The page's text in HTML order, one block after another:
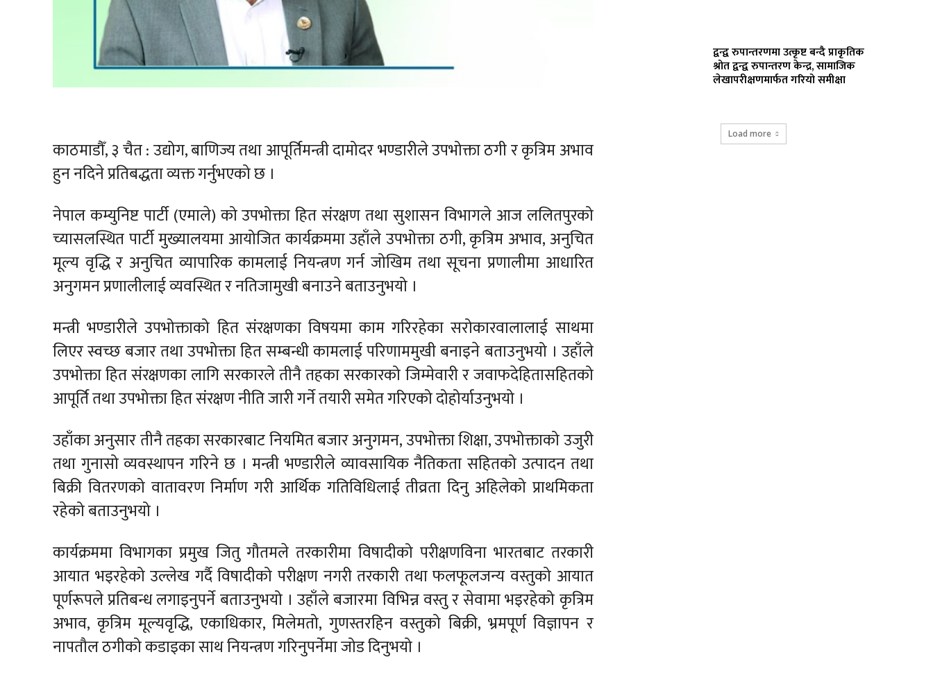
काठमाडौँ, ३ चैत : उद्योग, बाणिज्य तथा आपूर्तिमन्त्री दामोदर भण्डारीले उपभोक्ता ठगी र कृत्रिम अभाव
हुन नदिने प्रतिबद्धता व्यक्त गर्नुभएको छ ।
नेपाल कम्युनिष्ट पार्टी (एमाले) को उपभोक्ता हित संरक्षण तथा सुशासन विभागले आज ललितपुरको
च्यासलस्थित पार्टी मुख्यालयमा आयोजित कार्यक्रममा उहाँले उपभोक्ता ठगी, कृत्रिम अभाव, अनुचित
मूल्य वृद्धि र अनुचित व्यापारिक कामलाई नियन्त्रण गर्न जोखिम तथा सूचना प्रणालीमा आधारित
अनुगमन प्रणालीलाई व्यवस्थित र नतिजामुखी बनाउने बताउनुभयो ।
मन्त्री भण्डारीले उपभोक्ताको हित संरक्षणका विषयमा काम गरिरहेका सरोकारवालालाई साथमा
लिएर स्वच्छ बजार तथा उपभोक्ता हित सम्बन्धी कामलाई परिणाममुखी बनाइने बताउनुभयो । उहाँले
उपभोक्ता हित संरक्षणका लागि सरकारले तीनै तहका सरकारको जिम्मेवारी र जवाफदेहितासहितको
आपूर्ति तथा उपभोक्ता हित संरक्षण नीति जारी गर्ने तयारी समेत गरिएको दोहोर्याउनुभयो ।
उहाँका अनुसार तीनै तहका सरकारबाट नियमित बजार अनुगमन, उपभोक्ता शिक्षा, उपभोक्ताको उजुरी
तथा गुनासो व्यवस्थापन गरिने छ । मन्त्री भण्डारीले व्यावसायिक नैतिकता सहितको उत्पादन तथा
बिक्री वितरणको वातावरण निर्माण गरी आर्थिक गतिविधिलाई तीव्रता दिनु अहिलेको प्राथमिकता
रहेको बताउनुभयो ।
कार्यक्रममा विभागका प्रमुख जितु गौतमले तरकारीमा विषादीको परीक्षणविना भारतबाट तरकारी
आयात भइरहेको उल्लेख गर्दै विषादीको परीक्षण नगरी तरकारी तथा फलफूलजन्य वस्तुको आयात
पूर्णरूपले प्रतिबन्ध लगाइनुपर्ने बताउनुभयो । उहाँले बजारमा विभिन्न वस्तु र सेवामा भइरहेको कृत्रिम
अभाव, कृत्रिम मूल्यवृद्धि, एकाधिकार, मिलेमतो, गुणस्तरहिन वस्तुको बिक्री, भ्रमपूर्ण विज्ञापन र
नापतौल ठगीको कडाइका साथ नियन्त्रण गरिनुपर्नेमा जोड दिनुभयो ।
द्वन्द्व रुपान्तरणमा उत्कृष्ट बन्दै प्राकृतिक
श्रोत द्वन्द्व रुपान्तरण केन्द्र, सामाजिक
लेखापरीक्षणमार्फत गरियो समीक्षा
Load more